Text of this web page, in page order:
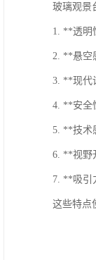
玻璃观景
1. **透明
2. **悬空
3. **现代
4. **安全
5. **技术
6. **视野
7. **吸引
这些特点